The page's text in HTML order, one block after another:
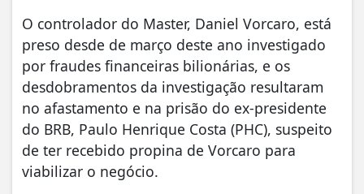
O controlador do Master, Daniel Vorcaro, está
preso desde de março deste ano investigado
por fraudes financeiras bilionárias, e os
desdobramentos da investigação resultaram
no afastamento e na prisão do ex-presidente
do BRB, Paulo Henrique Costa (PHC), suspeito
de ter recebido propina de Vorcaro para
viabilizar o negócio.